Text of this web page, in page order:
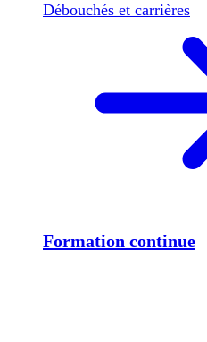
Débouchés et carrières
Formation continue